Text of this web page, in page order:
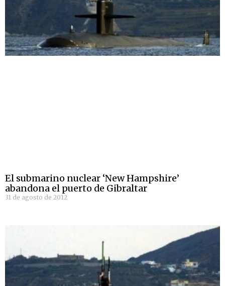
El submarino nuclear ‘New Hampshire’
abandona el puerto de Gibraltar
31 de agosto de 2012